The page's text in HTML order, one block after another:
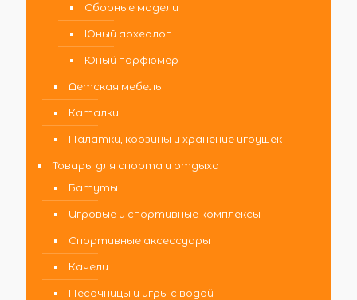
Сборные модели
Юный археолог
Юный парфюмер
Детская мебель
Каталки
Палатки, корзины и хранение игрушек
Товары для спорта и отдыха
Батуты
Игровые и спортивные комплексы
Спортивные аксессуары
Качели
Песочницы и игры с водой